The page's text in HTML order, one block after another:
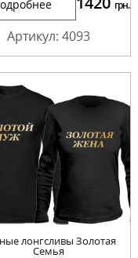
грн.
Артикул: 4093
лонгсливы Золотая
Семья